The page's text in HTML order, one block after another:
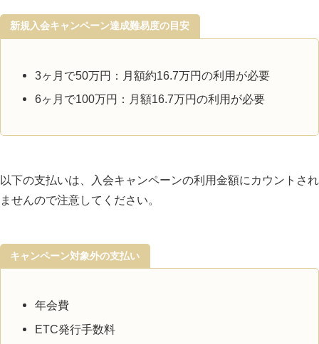
ァード・カードの基本情報
年会費・家族カード
マイル還元率
プライオリティパスラウンジは年に2回まで
更新時のトラベルクレジット付与
ホテルグループ上級会員資格付与
新規入会キャンペーン達成難易度の目安
3ヶ月で50万円：月額約16.7万円の利用が必要
6ヶ月で100万円：月額16.7万円の利用が必要
以下の支払いは、入会キャンペーンの利用金額にカウントされ
ませんので注意してください。
キャンペーン対象外の支払い
年会費
ETC発行手数料